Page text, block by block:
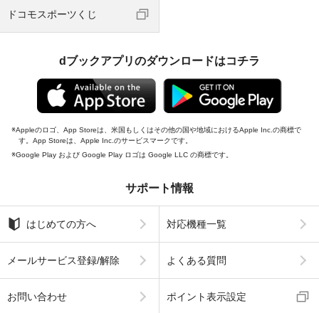
ドコモスポーツくじ
dブックアプリのダウンロードはコチラ
Appleのロゴ、App Storeは、米国もしくはその他の国や地域におけるApple Inc.の商標で
す。App Storeは、Apple Inc.のサービスマークです。
Google Play および Google Play ロゴは Google LLC の商標です。
サポート情報
はじめての方へ 対応機種一覧
メールサービス登録/解除 よくある質問
お問い合わせ ポイント表示設定